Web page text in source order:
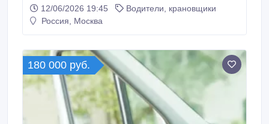
смен (уточняйте в парке) 4. Заправка с таксометра "
park-top1.ru.
12/06/2026 19:45
Водители, крановщики
Россия, Москва
180 000 руб.